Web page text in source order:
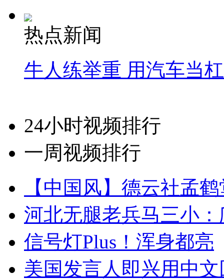
热点新闻
牛人练举重 用汽车当
24小时视频排行
一周视频排行
【中国风】德云社孟
河北无腿老兵马三小
信号灯Plus！浑身都亮
美国发言人即兴用中